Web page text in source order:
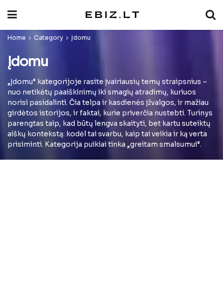
Home Category Įdomu
Įdomu
„Įdomu“ kategorijoje rasite įvairiausių temų straipsnius –
nuo netikėtų paaiškinimų iki smagių atradimų, kuriuos
norisi pasidalinti. Čia telpa ir kasdienės įžvalgos, ir mažiau
girdėtos istorijos, ir faktai, kurie priverčia nustebti. Turinys
parengtas taip, kad būtų lengva skaityti, bet kartu suteiktų
aiškų kontekstą: kodėl tai svarbu, kaip tai veikia ir ką verta
prisiminti. Kategorija puikiai tinka „greitam smalsumui“.